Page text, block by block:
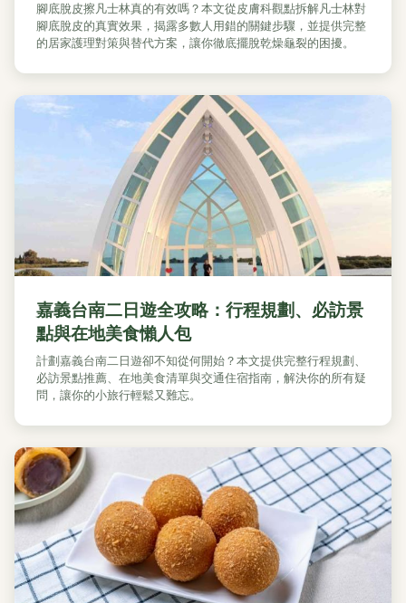
腳底脫皮擦凡士林真的有效嗎？本文從皮膚科觀點拆解凡士林對
腳底脫皮的真實效果，揭露多數人用錯的關鍵步驟，並提供完整
的居家護理對策與替代方案，讓你徹底擺脫乾燥龜裂的困擾。
嘉義台南二日遊全攻略：行程規劃、必訪景
點與在地美食懶人包
計劃嘉義台南二日遊卻不知從何開始？本文提供完整行程規劃、
必訪景點推薦、在地美食清單與交通住宿指南，解決你的所有疑
問，讓你的小旅行輕鬆又難忘。